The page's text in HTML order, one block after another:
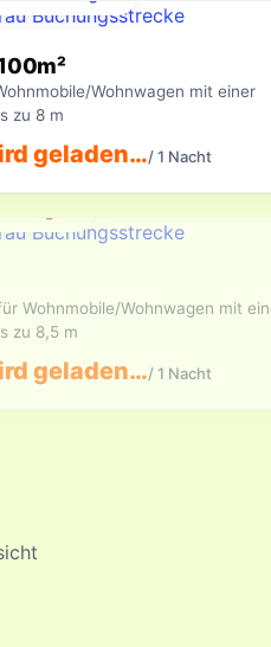
Wohnwagen mit einer
Länge bis zu 8 m
geladen…/ 1 Nacht
Wohnmobile/Wohnwagen mit
zu 8,5 m
geladen…/ 1 Nacht